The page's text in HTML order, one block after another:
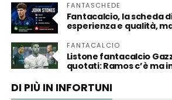
FANTASCHEDE
Fantacalcio, la scheda
esperienza e qualità,
FANTACALCIO
Listone fantacalcio
quotati: Ramos c’è ma
DI PIÙ IN INFORTUNI